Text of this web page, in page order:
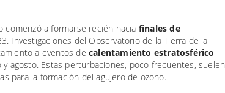
comenzó a formarse recién hacia finales de
Investigaciones del Observatorio de la Tierra de la
a eventos de calentamiento estratosférico
agosto. Estas perturbaciones, poco frecuentes, suelen
para la formación del agujero de ozono.